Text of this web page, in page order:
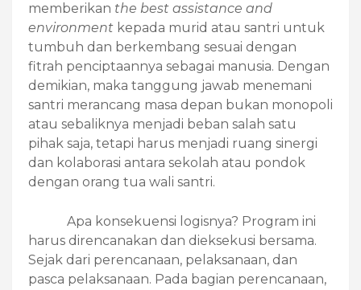
memberikan the best assistance and
environment kepada murid atau santri untuk
tumbuh dan berkembang sesuai dengan
fitrah penciptaannya sebagai manusia. Dengan
demikian, maka tanggung jawab menemani
santri merancang masa depan bukan monopoli
atau sebaliknya menjadi beban salah satu
pihak saja, tetapi harus menjadi ruang sinergi
dan kolaborasi antara sekolah atau pondok
dengan orang tua wali santri.
Apa konsekuensi logisnya? Program ini
harus direncanakan dan dieksekusi bersama.
Sejak dari perencanaan, pelaksanaan, dan
pasca pelaksanaan. Pada bagian perencanaan,